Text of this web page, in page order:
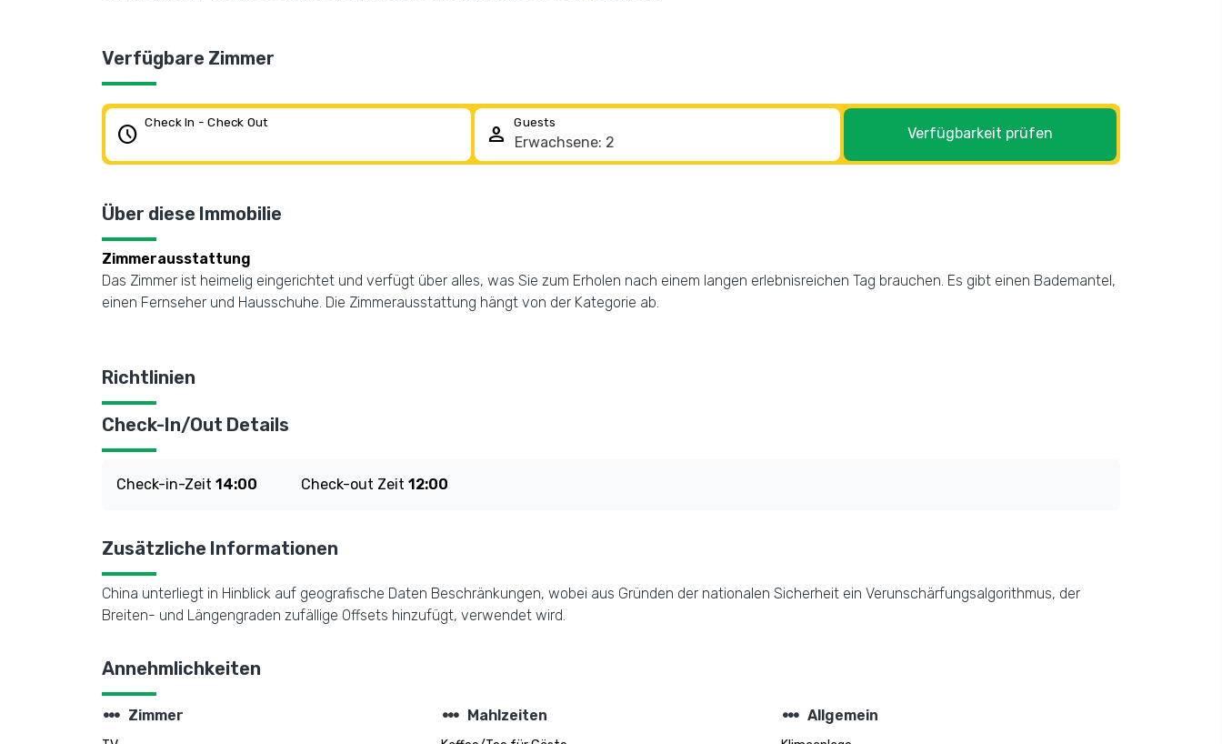
Verfügbare Zimmer
schedule Check In - Check Out person Guests
Verfügbarkeit prüfen
Über diese Immobilie
Zimmerausstattung
Das Zimmer ist heimelig eingerichtet und verfügt über alles, was Sie zum Erholen nach einem langen erlebnisreichen Tag brauchen. Es gibt einen Bademantel,
einen Fernseher und Hausschuhe. Die Zimmerausstattung hängt von der Kategorie ab.
Richtlinien
Check-In/Out Details
Check-in-Zeit 14:00 Check-out Zeit 12:00
Zusätzliche Informationen
China unterliegt in Hinblick auf geografische Daten Beschränkungen, wobei aus Gründen der nationalen Sicherheit ein Verunschärfungsalgorithmus, der
Breiten- und Längengraden zufällige Offsets hinzufügt, verwendet wird.
Annehmlichkeiten
steppers Zimmer steppers Mahlzeiten steppers Allgemein